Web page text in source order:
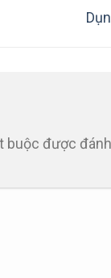
buộc được